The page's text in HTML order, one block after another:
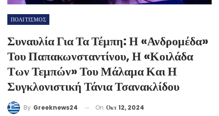
ΠΟΛΙΤΙΣΜΟΣ
Συναυλία Για Τα Τέμπη: Η «Ανδρομέδα»
Του Παπακωνσταντίνου, Η «Κοιλάδα
Των Τεμπών» Του Μάλαμα Και Η
Συγκλονιστική Τάνια Τσανακλίδου
By Greeknews24 On Οκτ 12, 2024